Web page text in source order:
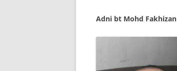
Adni bt Mohd Fakhizan